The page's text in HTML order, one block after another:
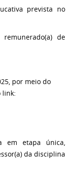
prevista no
de
por meio do
link:
em etapa única,
da disciplina